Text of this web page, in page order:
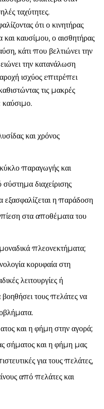
ταχύτητες.
ότι ο κινητήρας
καυσίμου, ο αισθητήρας
κάτι που βελτιώνει την
την κατανάλωση
ισχύος επιτρέπει
τις μακρές
καύσιμο.
και χρόνος
παραγωγής και
διαχείρισης
εξασφαλίζεται η παράδοση
πίεση στα αποθέματα του
πλεονεκτήματα;
κορυφαία στη
λειτουργίες ή
βοηθήσει τους πελάτες να
και η φήμη στην αγορά;
σήματος και η φήμη μας
για τους πελάτες,
από πελάτες και